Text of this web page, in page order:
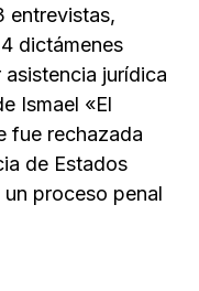
entrevistas,
dictámenes
jurídica
Ismael «El
fue rechazada
de Estados
proceso penal